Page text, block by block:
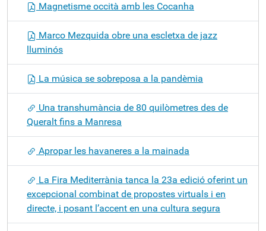
Magnetisme occità amb les Cocanha
Marco Mezquida obre una escletxa de jazz
lluminós
La música se sobreposa a la pandèmia
Una transhumància de 80 quilòmetres des de
Queralt fins a Manresa
Apropar les havaneres a la mainada
La Fira Mediterrània tanca la 23a edició oferint un
excepcional combinat de propostes virtuals i en
directe, i posant l’accent en una cultura segura